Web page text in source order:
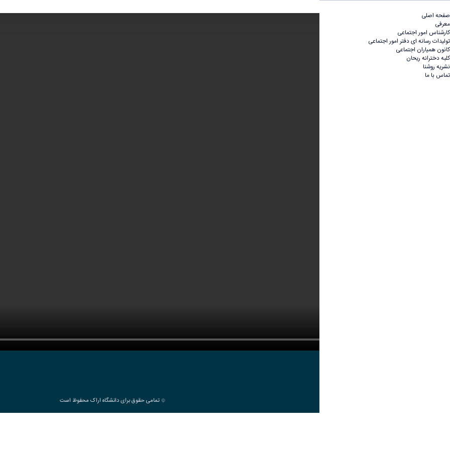
صفحه اصلی
معرفی
کارشناس امور اجتماعی
تولیدات رسانه ای دفتر امور اجتماعی
کانون همیاران اجتماعی
کلبه دخترانه ریحان
نشریه روشنا
تماس با ما
تولیدات رسانه ای دفتر امور اجتماعی - امور اجتماعی
تمامی حقوق برای دانشگاه اراک محفوظ است